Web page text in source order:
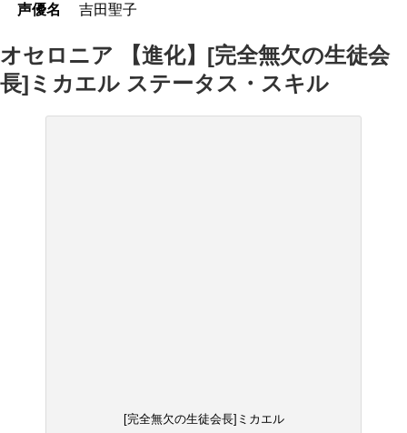
声優名
吉田聖子
オセロニア 【進化】[完全無欠の生徒会
長]ミカエル ステータス・スキル
[完全無欠の生徒会長]ミカエル